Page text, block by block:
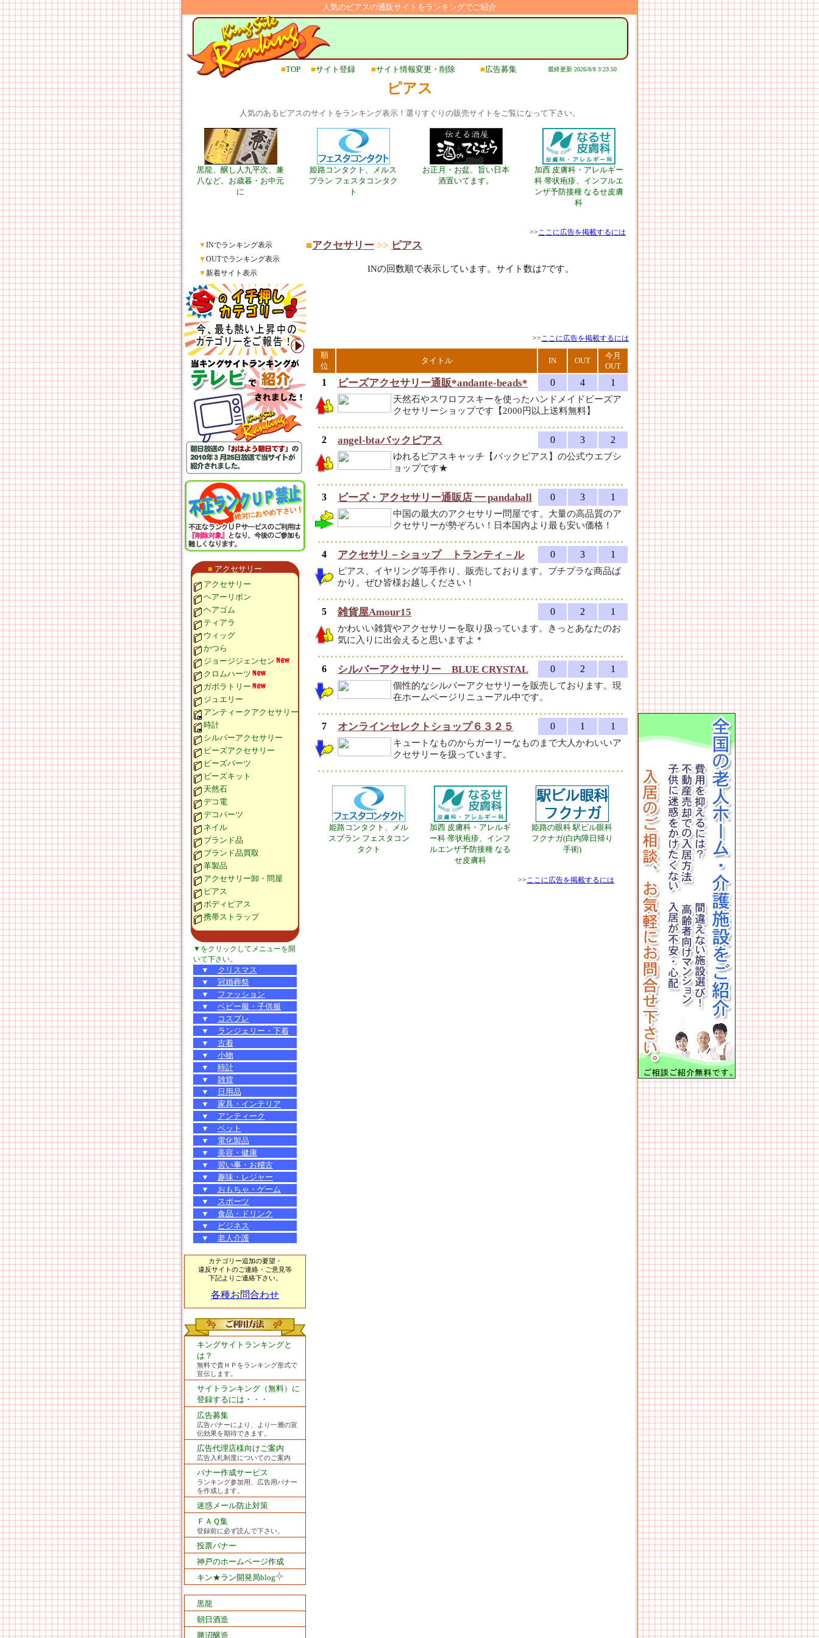
人気のピアスの通販サイトをランキングでご紹介
■TOP ■サイト登録 ■サイト情報変更・削除 ■広告募集 最終更新 2026/8/8 3:23:50
ピアス
人気のあるピアスのサイトをランキング表示！選りすぐりの販売サイトをご覧になって下さい。
黒龍、醸し人九平次、兼
八など。お歳暮・お中元
に
姫路コンタクト、メルス
プラン フェスタコンタク
ト
お正月・お盆、旨い日本
酒置いてます。
加西 皮膚科・アレルギー
科 帯状疱疹、インフルエ
ンザ予防接種 なるせ皮膚
科
>>ここに広告を掲載するには
▼INでランキング表示
▼OUTでランキング表示
▼新着サイト表示
■ アクセサリー
アクセサリー
ヘアーリボン
ヘアゴム
ティアラ
ウィッグ
かつら
ジョージジェンセン
クロムハーツ
ガボラトリー
ジュエリー
アンティークアクセサリー
時計
シルバーアクセサリー
ビーズアクセサリー
ビーズパーツ
ビーズキット
天然石
デコ電
デコパーツ
ネイル
ブランド品
ブランド品買取
革製品
アクセサリー卸・問屋
ピアス
ボディピアス
携帯ストラップ
▼をクリックしてメニューを開
いて下さい。
▼
クリスマス
▼
冠婚葬祭
▼
ファッション
▼
ベビー服・子供服
▼
コスプレ
▼
ランジェリー・下着
▼
古着
▼
小物
▼
時計
▼
雑貨
▼
日用品
▼
家具・インテリア
▼
アンティーク
▼
ペット
▼
電化製品
▼
美容・健康
▼
習い事・お稽古
▼
趣味・レジャー
▼
おもちゃ・ゲーム
▼
スポーツ
▼
食品・ドリンク
▼
ビジネス
▼
老人介護
カテゴリー追加の要望・
違反サイトのご連絡・ご意見等
下記よりご連絡下さい。
各種お問合わせ
キングサイトランキングと
は？
無料で貴ＨＰをランキング形式で
宣伝します。
サイトランキング（無料）に
登録するには・・・
広告募集
広告バナーにより、より一層の宣
伝効果を期待できます。
広告代理店様向けご案内
広告入札制度についてのご案内
バナー作成サービス
ランキング参加用、広告用バナー
を作成します。
迷惑メール防止対策
ＦＡＱ集
登録前に必ず読んで下さい。
投票バナー
神戸のホームページ作成
キン★ラン開発局blog
黒龍
朝日酒造
勝沼醸造
■アクセサリー >> ピアス
INの回数順で表示しています。サイト数は7です。
>>ここに広告を掲載するには
順
位
タイトル IN OUT
今月
OUT
1 ビーズアクセサリー通販*andante-beads* 0 4 1
天然石やスワロフスキーを使ったハンドメイドビーズア
クセサリーショップです【2000円以上送料無料】
2 angel-btaバックピアス 0 3 2
ゆれるピアスキャッチ【バックピアス】の公式ウエブシ
ョップです★
3 ビーズ・アクセサリー通販店 ━ pandahall 0 3 1
中国の最大のアクセサリー問屋です。大量の高品質のア
クセサリーが勢ぞろい！日本国内より最も安い価格！
4 アクセサリ－ショップ トランティ－ル 0 3 1
ピアス、イヤリング等手作り、販売しております。プチプラな商品ば
かり。ぜひ皆様お越しください！
5 雑貨屋Amour15 0 2 1
かわいい雑貨やアクセサリーを取り扱っています。きっとあなたのお
気に入りに出会えると思いますよ＊
6 シルバーアクセサリー BLUE CRYSTAL 0 2 1
個性的なシルバーアクセサリーを販売しております。現
在ホームページリニューアル中です。
7 オンラインセレクトショップ６３２５ 0 1 1
キュートなものからガーリーなものまで大人かわいいア
クセサリーを扱っています。
姫路コンタクト、メル
スプラン フェスタコン
タクト
加西 皮膚科・アレルギ
ー科 帯状疱疹、インフ
ルエンザ予防接種 なる
せ皮膚科
姫路の眼科 駅ビル眼科
フクナガ(白内障日帰り
手術)
>>ここに広告を掲載するには